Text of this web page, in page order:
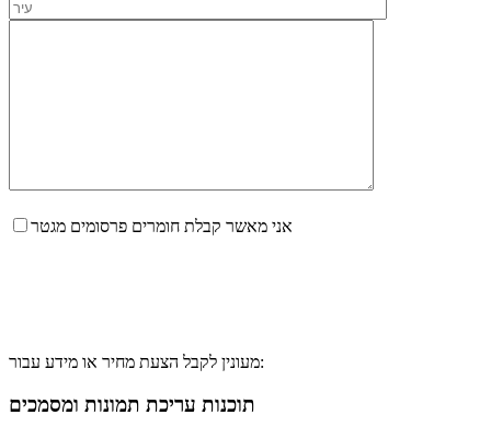
אני מאשר קבלת חומרים פרסומים מגטר
מעונין לקבל הצעת מחיר או מידע עבור:
תוכנות עריכת תמונות ומסמכים